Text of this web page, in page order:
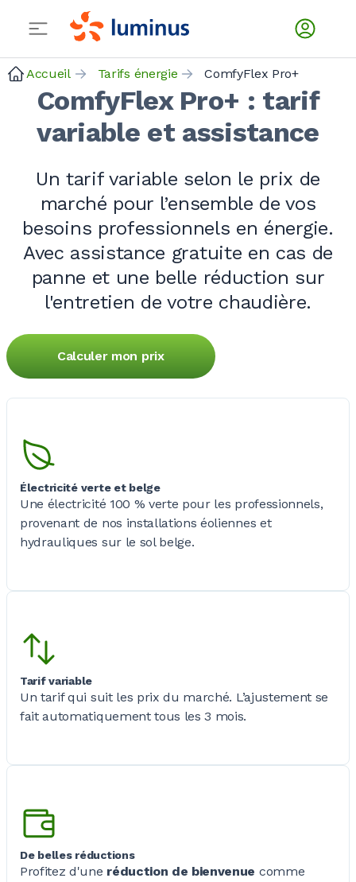
Accueil Tarifs énergie ComfyFlex Pro+
ComfyFlex Pro+ : tarif
variable et assistance
Un tarif variable selon le prix de
marché pour l’ensemble de vos
besoins professionnels en énergie.
Avec assistance gratuite en cas de
panne et une belle réduction sur
l'entretien de votre chaudière.
Calculer mon prix
Électricité verte et belge
Une électricité 100 % verte pour les professionnels,
provenant de nos installations éoliennes et
hydrauliques sur le sol belge.
Tarif variable
Un tarif qui suit les prix du marché. L’ajustement se
fait automatiquement tous les 3 mois.
De belles réductions
Profitez d'une réduction de bienvenue comme